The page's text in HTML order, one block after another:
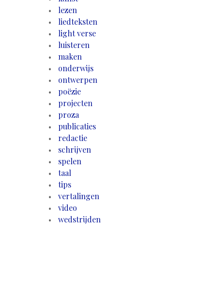
lezen
liedteksten
light verse
luisteren
maken
onderwijs
ontwerpen
poëzie
projecten
proza
publicaties
redactie
schrijven
spelen
taal
tips
vertalingen
video
wedstrijden